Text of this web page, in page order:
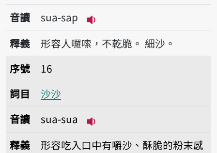
音讀
sua-sap
播放音讀sua-sap
釋義 形容人囉嗦，不乾脆。 細沙。
序號16沙沙
序號
16
詞目
沙沙
音讀
sua-sua
釋義
形容吃入口中有嚼沙、酥脆的粉末感